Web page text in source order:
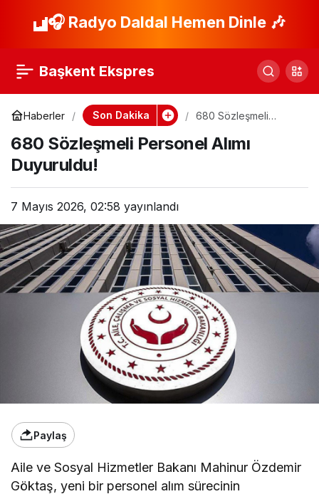
🎧 Radyo Daldal Hemen Dinle 🎶
Başkent Ekspres
Haberler Son Dakika
680 Sözleşmeli
Duyuruldu!
680 Sözleşmeli Personel Alımı
Duyuruldu!
7 Mayıs 2026, 02:58 yayınlandı
Paylaş
Aile ve Sosyal Hizmetler Bakanı Mahinur Özdemir
Göktaş, yeni bir personel alım sürecinin
Hürmüz Boğazı’nda
İran’dan Çağrı!
Paylaş